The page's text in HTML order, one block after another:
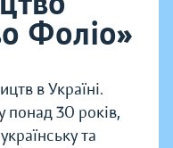
Фоліо»
в Україні.
понад 30 років,
та